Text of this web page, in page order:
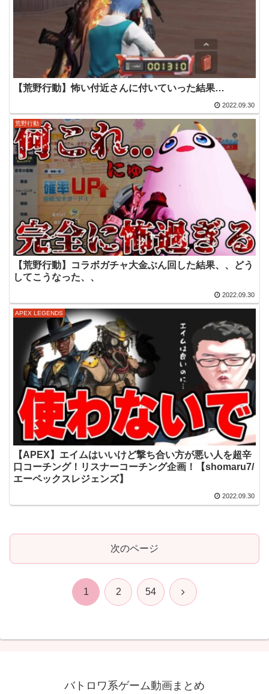
【荒野行動】怖い付近さんに付いていった結果…
2022.09.30
荒野行動
【荒野行動】コラボガチャ大金ぶん回した結果、、どう
してこうなった、、
2022.09.30
APEX LEGENDS
【APEX】エイムはいいけど撃ち合い方が悪い人を超辛
口コーチング！リスナーコーチング企画！【shomaru7/
エーペックスレジェンズ】
2022.09.30
次のページ
1 2 54 次
バトロワ系ゲーム動画まとめ